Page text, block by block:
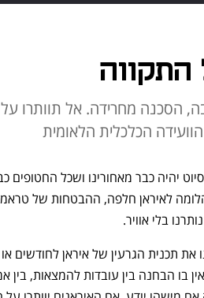
התקווה
הסכנה מחרידה. אל תוותרו על
הכלכלית הלאומית
בלי אוויר.